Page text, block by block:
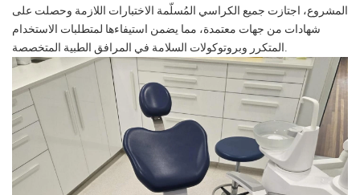
المشروع، اجتازت جميع الكراسي المُسلّمة الاختبارات اللازمة وحصلت على
شهادات من جهات معتمدة، مما يضمن استيفاءها لمتطلبات الاستخدام
المتكرر وبروتوكولات السلامة في المرافق الطبية المتخصصة.